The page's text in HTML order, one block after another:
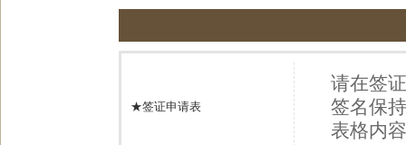
★签证申请表
请在签
签名保
表格内